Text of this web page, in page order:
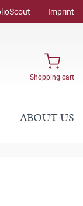
Imprint
Shopping cart
ABOUT US